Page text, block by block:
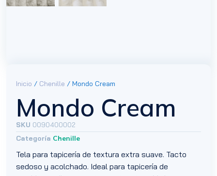
Inicio / Chenille / Mondo Cream
Mondo Cream
SKU 0090400002
Categoría Chenille
Tela para tapicería de textura extra suave. Tacto
sedoso y acolchado. Ideal para tapicería de